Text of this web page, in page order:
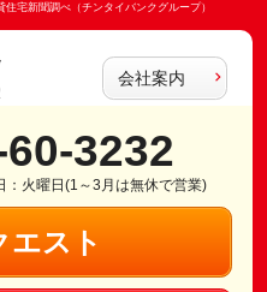
宅新聞調べ（チンタイバンクグループ）
会社案内
3232
火曜日(1～3月は無休で営業)
エスト